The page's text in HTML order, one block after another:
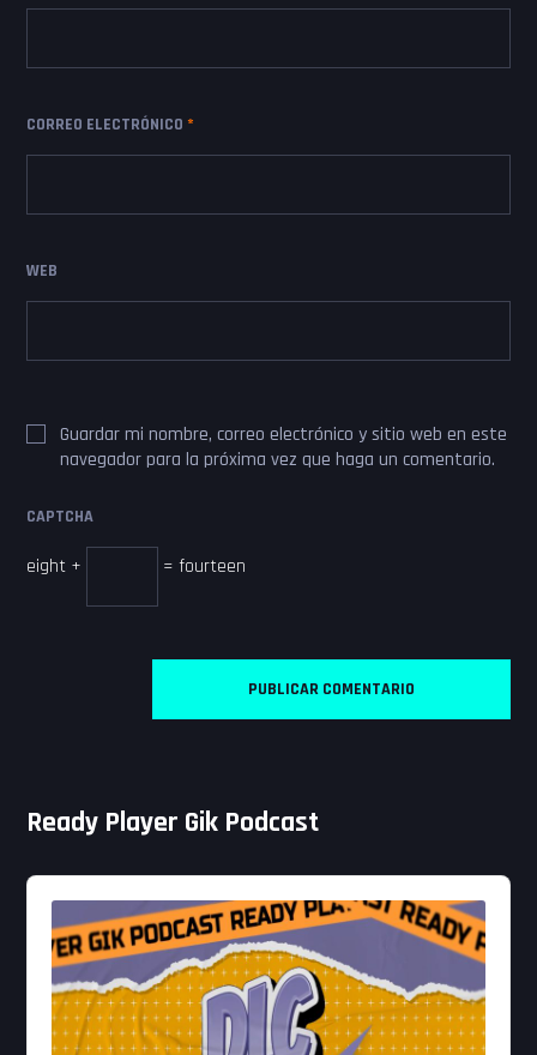
CORREO ELECTRÓNICO *
WEB
Guardar mi nombre, correo electrónico y sitio web en este
navegador para la próxima vez que haga un comentario.
CAPTCHA
eight + = fourteen
Ready Player Gik Podcast
Audio
Player